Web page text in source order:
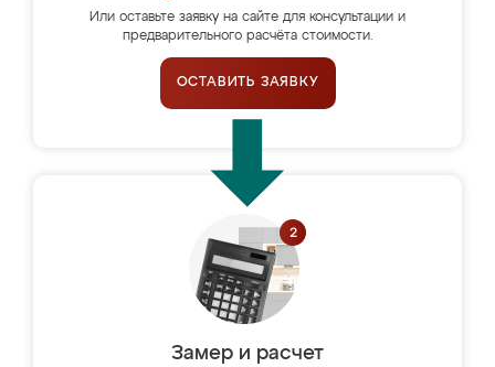
Или оставьте заявку на сайте для консультации и
предварительного расчёта стоимости.
ОСТАВИТЬ ЗАЯВКУ
Замер и расчет